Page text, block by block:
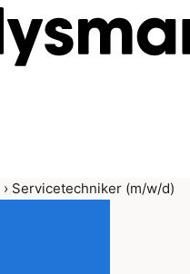
› Servicetechniker (m/w/d)